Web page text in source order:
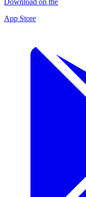
Download on the
App Store